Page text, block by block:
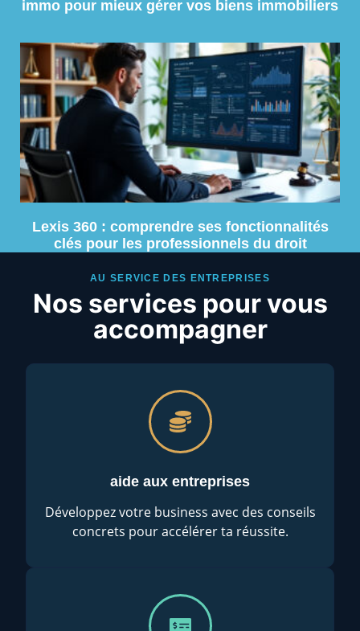
immo pour mieux gérer vos biens immobiliers
Lexis 360 : comprendre ses fonctionnalités
clés pour les professionnels du droit
AU SERVICE DES ENTREPRISES
Nos services pour vous
accompagner
aide aux entreprises
Développez votre business avec des conseils
concrets pour accélérer ta réussite.